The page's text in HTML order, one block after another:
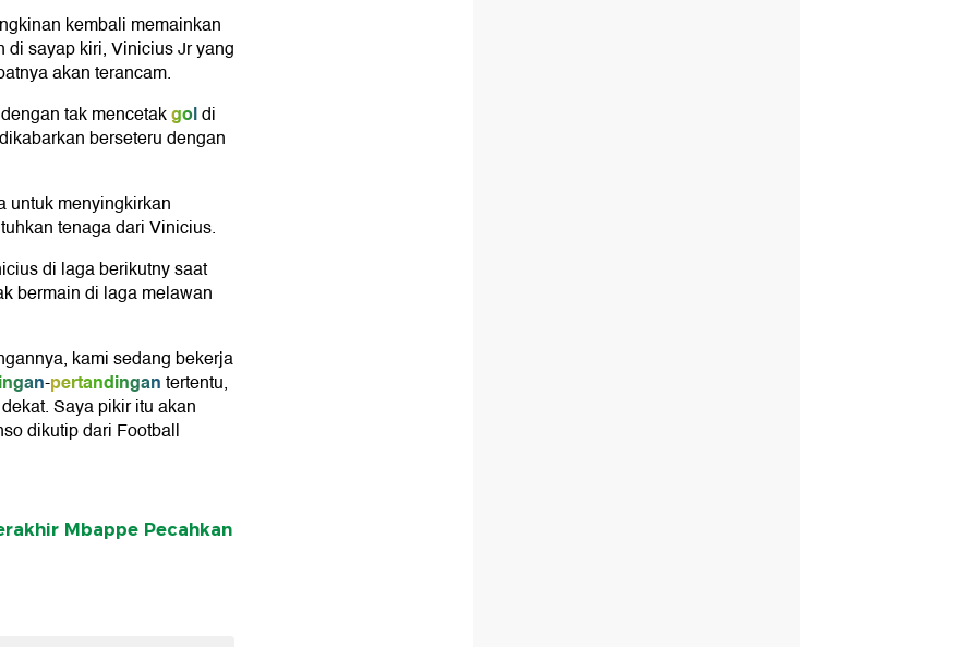
kembali memainkan
di sayap kiri, Vinicius Jr yang
akan terancam.
tak mencetakgoldi
berseteru dengan
untuk menyingkirkan
tenaga dari Vinicius.
di laga berikutny saat
bermain di laga melawan
kami sedang bekerja
-pertandingantertentu,
Saya pikir itu akan
dikutip dari Football
Mbappe Pecahkan